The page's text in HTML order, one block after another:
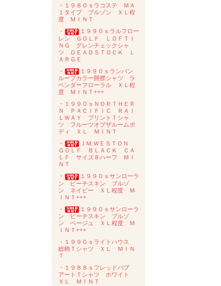
・１９８０ｓラコステ ＭＡ
１タイプ ブルゾン ＸＬ程
度 ＭＩＮＴ
・
１９９０ｓラルフロー
レン ＧＯＬＦ ＬＯＦＴＩ
ＮＧ グレンチェックシャ
ツ ＤＥＡＤＳＴＯＣＫ Ｌ
ＡＲＧＥ
・
１９９０ｓランバン
ループカラー開襟シャツ ラ
ベンダーフローラル ＸＬ程
度 ＭＩＮＴ+++
・１９９０ｓＮＯＲＴＨＥＲ
Ｎ ＰＡＣＩＦＩＣ ＲＡＩ
ＬＷＡＹ プリントＴシャ
ツ フルーツオブザルームボ
ディ ＸＬ ＭＩＮＴ
・
ＪＭ.ＷＥＳＴＯＮ
ＧＯＬＦ ＢＬＡＣＫ ＣＡ
ＬＦ サイズ８ハーフ ＭＩ
ＮＴ
・
１９９０ｓサンローラ
ン ピーチスキン ブルゾ
ン ネイビー ＸＬ程度 Ｍ
ＩＮＴ+++
・
１９９０ｓサンローラ
ン ピーチスキン ブルゾ
ン ベージュ ＸＬ程度 Ｍ
ＩＮＴ+++
・１９９０ｓライトハウス
総柄Ｔシャツ ＸＬ ＭＩＮ
Ｔ
・１９８８ｓフレッドバブ
アートＴシャツ ホワイト
ＸＬ ＭＩＮＴ